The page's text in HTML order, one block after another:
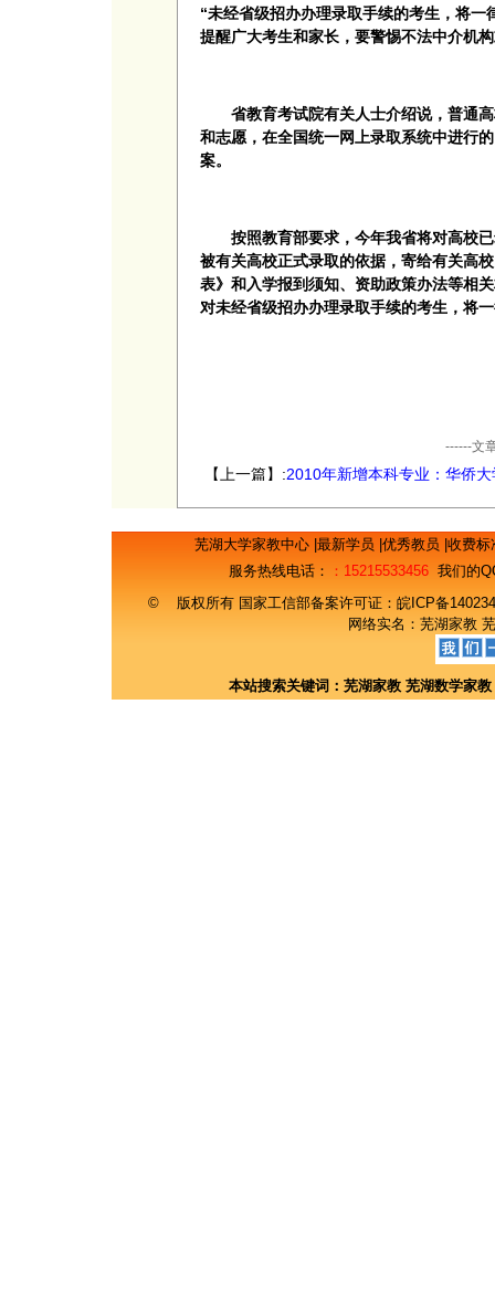
“未经省级招办办理录取手续的考生，将
提醒广大考生和家长，要警惕不法中介机
省教育考试院有关人士介绍说，普通高
和志愿，在全国统一网上录取系统中进行
案。
按照教育部要求，今年我省将对高校已
被有关高校正式录取的依据，寄给有关高
表》和入学报到须知、资助政策办法等相
对未经省级招办办理录取手续的考生，将
------文
【上一篇】:2010年新增本科专业：华侨大
芜湖大学家教中心 最新学员 优秀教员 收费
服务热线电话：
：15215533456 我们的
© 版权所有 国家工信部备案许可证： 皖ICP备
网络实名： 芜湖家教
本站搜索关键词： 芜湖家教 芜湖数学家教